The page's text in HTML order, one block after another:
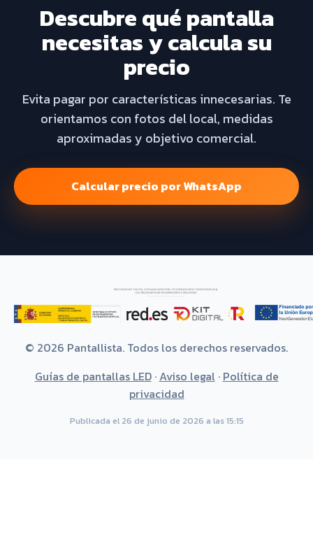
Descubre qué pantalla
necesitas y calcula su
precio
Evita pagar por características innecesarias. Te
orientamos con fotos del local, medidas
aproximadas y objetivo comercial.
Calcular precio por WhatsApp
© 2026 Pantallista. Todos los derechos reservados.
Guías de pantallas LED· Aviso legal · Política de
privacidad
Publicada el 26 de junio de 2026 a las 15:15